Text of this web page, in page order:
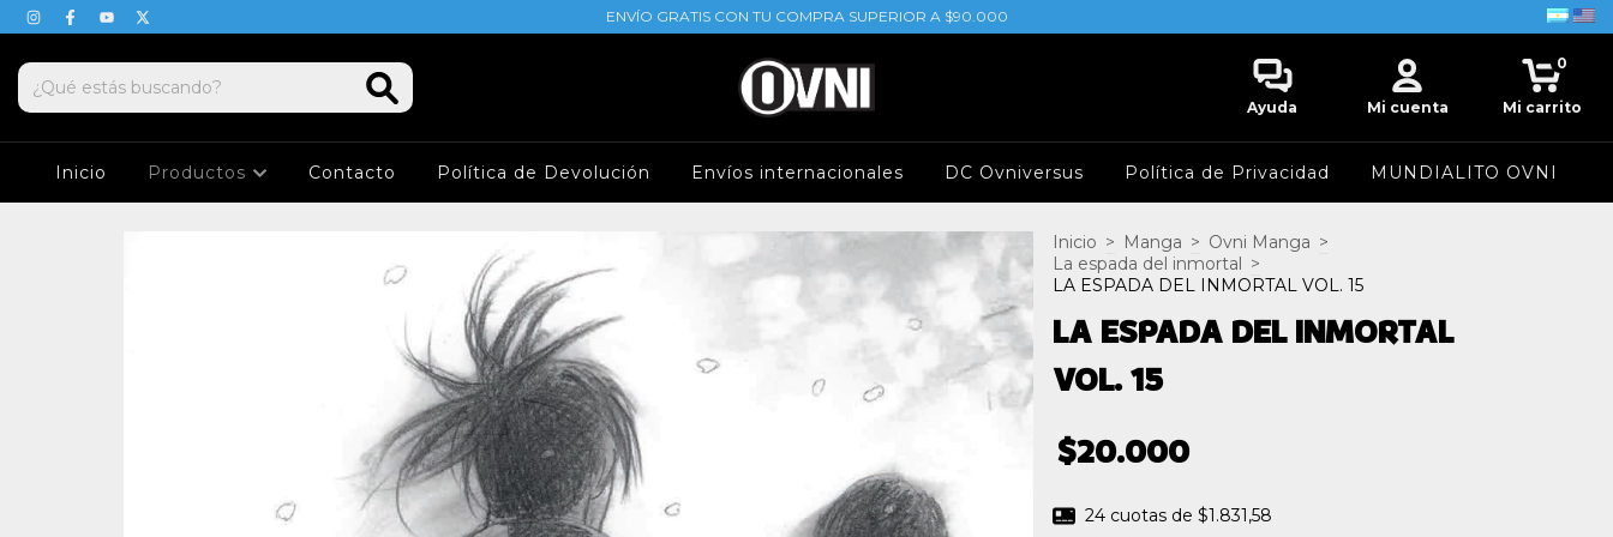
ENVÍO GRATIS CON TU COMPRA SUPERIOR A $90.000
Ayuda Mi cuenta Mi carrito
0
Inicio Productos Contacto Política de Devolución Envíos internacionales DC Ovniversus Política de Privacidad MUNDIALITO OVNI
Inicio > Manga > Ovni Manga >
La espada del inmortal >
LA ESPADA DEL INMORTAL VOL. 15
LA ESPADA DEL INMORTAL
VOL. 15
$20.000
24 cuotas de $1.831,58